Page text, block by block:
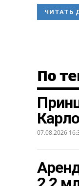
ЧИТАТЬ
По
07.08.2026